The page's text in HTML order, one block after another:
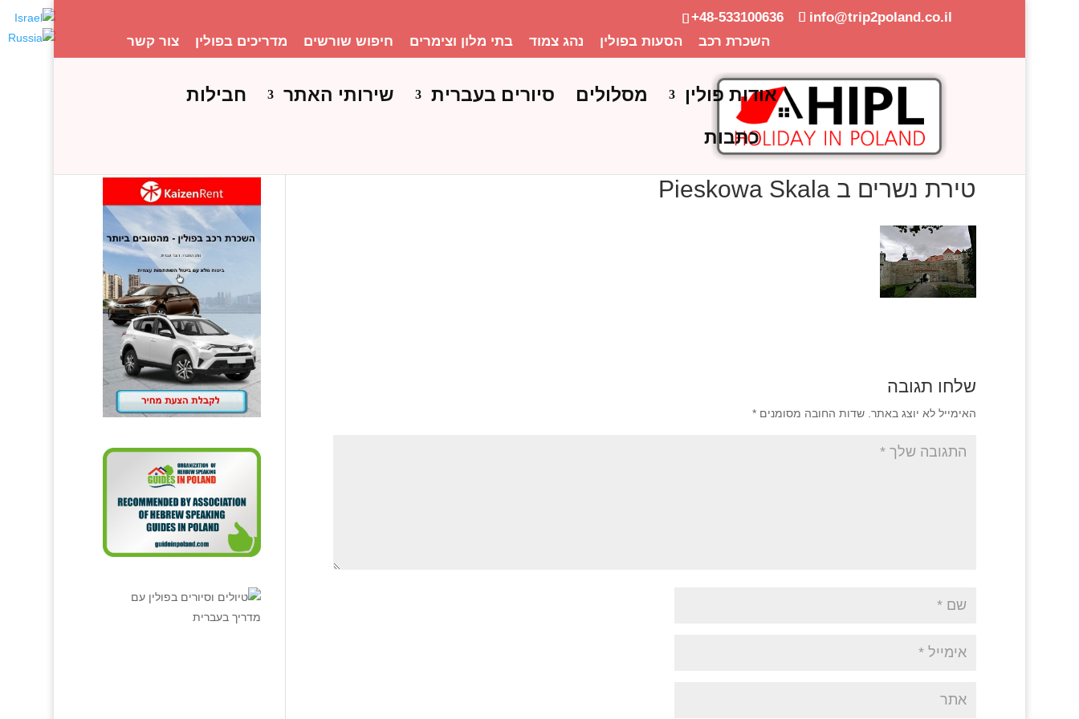
+48-533100636
info@trip2poland.co.il
השכרת רכב
הסעות בפולין נהג צמוד בתי מלון וצימרים חיפוש שורשים מדריכים בפולין צור קשר
אודות פולין מסלולים סיורים בעברית שירותי האתר חבילות
כתבות
טירת נשרים ב Pieskowa Skala
שלחו תגובה
האימייל לא יוצג באתר. שדות החובה מסומנים *